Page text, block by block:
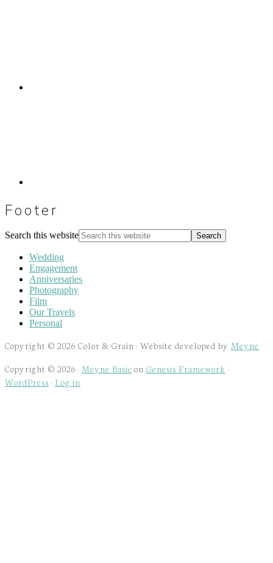
Footer
Search this website
Wedding
Engagement
Anniversaries
Photography
Film
Our Travels
Personal
Copyright © 2026 Color & Grain · Website developed by Meyne
Copyright © 2026 · Meyne Basic on Genesis Framework ·
WordPress · Log in